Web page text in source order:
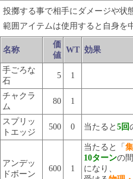
投擲する事で相手にダメージや状
範囲アイテムは使用すると自身を
名称
価
値
WT 効果
手ごろな
石
5 1
チャクラ
ム
80 1
スプリッ
トエッジ
500 0 当たると 5回
アンデッ
ドボーン
600 1
当たると「
10ターンの
になり、